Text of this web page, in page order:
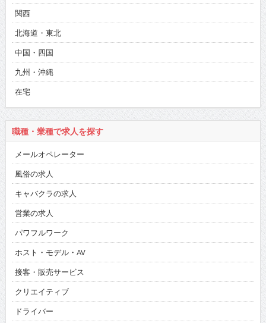
関西
北海道・東北
中国・四国
九州・沖縄
在宅
職種・業種で求人を探す
メールオペレーター
風俗の求人
キャバクラの求人
営業の求人
パワフルワーク
ホスト・モデル・AV
接客・販売サービス
クリエイティブ
ドライバー